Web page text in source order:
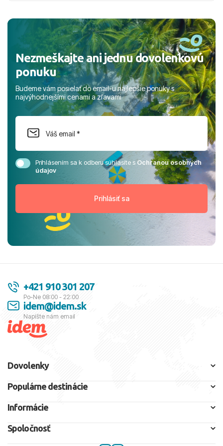
Nezmeškajte ani jednu dovolenkovú
ponuku
Budeme vám posielať do email-u najlepšie ponuky s
najvýhodnejšími cenami a zľavami
Prihlásením sa k odberu súhlasíte sOchranou osobných
údajov
+421 910 301 207
Po-Ne 08:00 - 22:00
idem@idem.sk
Napíšte nám email
Dovolenky
Populárne destinácie
Informácie
Spoločnosť